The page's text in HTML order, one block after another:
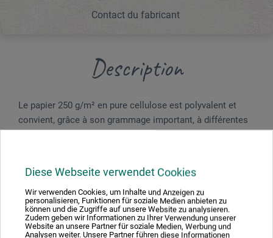
Diese Webseite verwendet Cookies
Wir verwenden Cookies, um Inhalte und Anzeigen zu
personalisieren, Funktionen für soziale Medien anbieten zu
können und die Zugriffe auf unsere Website zu analysieren.
Zudem geben wir Informationen zu Ihrer Verwendung unserer
Website an unsere Partner für soziale Medien, Werbung und
Analysen weiter. Unsere Partner führen diese Informationen
Contact du fabricant
Description
Le papier 250 g/m² en pure cellulose est polyvalent et
convient, grâce à son grammage important, à différentes
corrections, par exemple par gommage, sont possibles à
plusieurs reprises sans endommager le papier.
« Paint On Multitechnik » est un véritable alternative à la
toile, au carton et au papier aquarelle. Sans acide et